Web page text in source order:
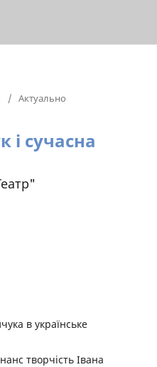
/ Актуально
і сучасна
в українське
творчість Івана